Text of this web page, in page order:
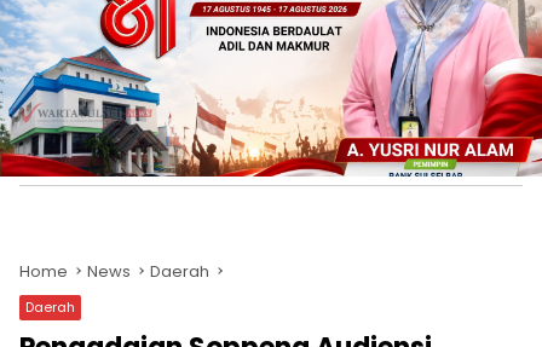
Home News Daerah
Daerah